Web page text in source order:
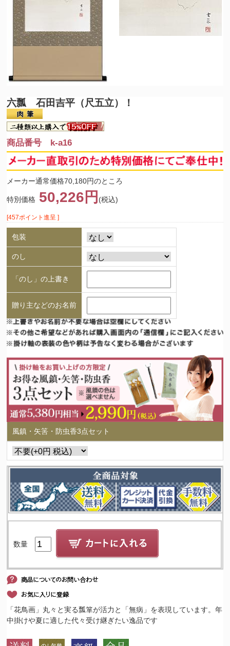
六瓢 石田吉平（尺五立）！
商品番号 k-a16
メーカー通常価格70,180円のところ
特別価格 50,226円 (税込)
[457ポイント進呈 ]
包装
のし
「のし」の上書き
贈り主などのお名前
風鎮・矢筈・防虫香3点セット
数量
「花鳥画」丸々と実る瓢箪が活力と「無病」を表現しています。年
中掛けや夏に適した代々受け継ぎたい逸品です